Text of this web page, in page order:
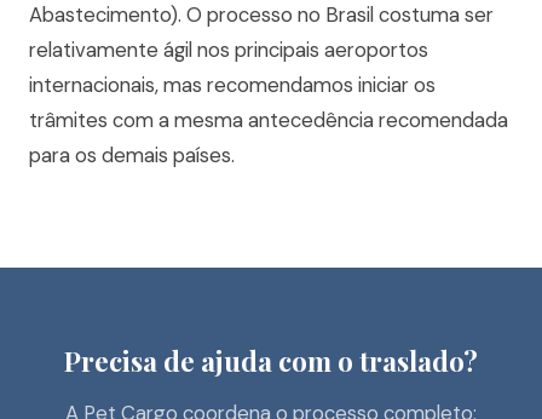
Abastecimento). O processo no Brasil costuma ser
relativamente ágil nos principais aeroportos
internacionais, mas recomendamos iniciar os
trâmites com a mesma antecedência recomendada
para os demais países.
Precisa de ajuda com o traslado?
A Pet Cargo coordena o processo completo: